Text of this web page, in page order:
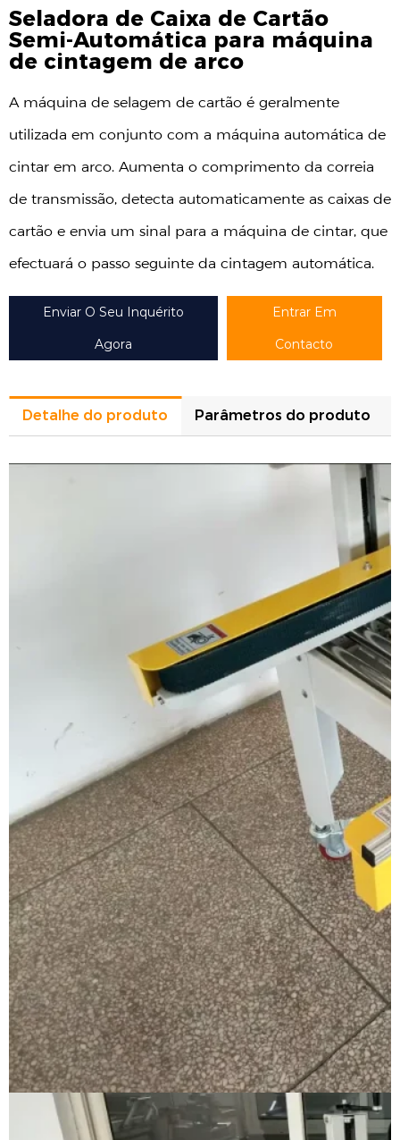
Seladora de Caixa de Cartão
Semi-Automática para máquina
de cintagem de arco
A máquina de selagem de cartão é geralmente
utilizada em conjunto com a máquina automática de
cintar em arco. Aumenta o comprimento da correia
de transmissão, detecta automaticamente as caixas de
cartão e envia um sinal para a máquina de cintar, que
efectuará o passo seguinte da cintagem automática.
Enviar O Seu Inquérito
Agora
Entrar Em
Contacto
Detalhe do produto Parâmetros do produto
L150-unlimited*W150-500*H120-
topo e fundo da caixa de cartão
transmissão por correia de ambos
os lados
48-75 mm
AC110-240V 1Fase 50-60Hz
Sim
Eficiência no trabalho 20m/min (velocidade de transporte)
Dimensão da máquina L1800*W820*H1240mm
Peso da máquina 140 kg